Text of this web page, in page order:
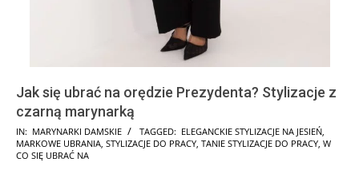
Jak się ubrać na orędzie Prezydenta? Stylizacje z
czarną marynarką
2024-
10-
IN: MARYNARKI DAMSKIE TAGGED: ELEGANCKIE STYLIZACJE NA JESIEŃ,
MARKOWE UBRANIA, STYLIZACJE DO PRACY, TANIE STYLIZACJE DO PRACY, W
CO SIĘ UBRAĆ NA